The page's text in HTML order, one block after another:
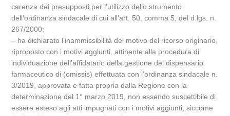
carenza dei presupposti per l’utilizzo dello strumento
dell’ordinanza sindacale di cui all’art. 50, comma 5, del d.lgs. n.
267/2000;
– ha dichiarato l’inammissibilità del motivo del ricorso originario,
riproposto con i motivi aggiunti, attinente alla procedura di
individuazione dell’affidatario della gestione del dispensario
farmaceutico di (omissis) effettuata con l’ordinanza sindacale n.
3/2019, approvata e fatta propria dalla Regione con la
determinazione del 1° marzo 2019, non essendo suscettibile di
essere esteso agli atti impugnati con i motivi aggiunti, siccome